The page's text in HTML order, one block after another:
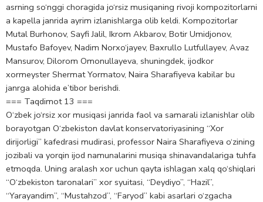
asrning so‘nggi choragida jo‘rsiz musiqaning rivoji kompozitorlarni
a kapella janrida ayrim izlanishlarga olib keldi. Kompozitorlar
Mutal Burhonov, Sayfi Jalil, Ikrom Akbarov, Botir Umidjonov,
Mustafo Bafoyev, Nadim Norxo‘jayev, Baxrullo Lutfullayev, Avaz
Mansurov, Dilorom Omonullayeva, shuningdek, ijodkor
xormeyster Shermat Yormatov, Naira Sharafiyeva kabilar bu
janrga alohida e’tibor berishdi.
=== Taqdimot 13 ===
O‘zbek jo‘rsiz xor musiqasi janrida faol va samarali izlanishlar olib
borayotgan O‘zbekiston davlat konservatoriyasining “Xor
dirijorligi” kafedrasi mudirasi, professor Naira Sharafiyeva o‘zining
jozibali va yorqin ijod namunalarini musiqa shinavandalariga tuhfa
etmoqda. Uning aralash xor uchun qayta ishlagan xalq qo‘shiqlari
“O‘zbekiston taronalari” xor syuitasi, “Deydiyo”, “Hazil”,
“Yarayandim”, “Mustahzod”, “Faryod” kabi asarlari o‘zgacha